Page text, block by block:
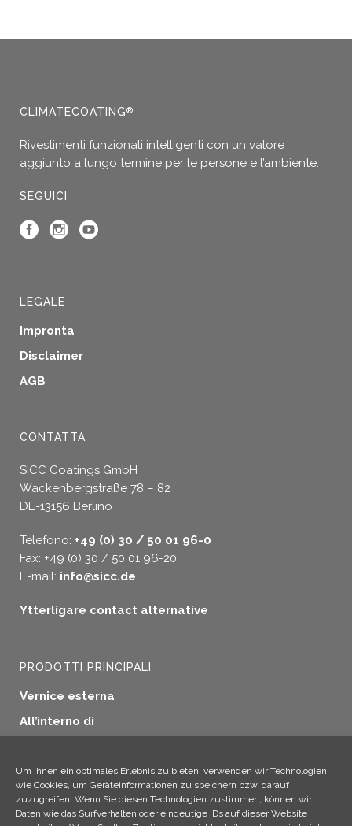
Um Ihnen ein optimales Erlebnis zu bieten, verwenden wir Technologien
wie Cookies, um Geräteinformationen zu speichern bzw. darauf
zuzugreifen. Wenn Sie diesen Technologien zustimmen, können wir
Daten wie das Surfverhalten oder eindeutige IDs auf dieser Website
CLIMATECOATING®
Rivestimenti funzionali intelligenti con un valore
aggiunto a lungo termine per le persone e l’ambiente.
SEGUICI
LEGALE
Impronta
Disclaimer
AGB
CONTATTA
SICC Coatings GmbH
Wackenbergstraße 78 – 82
DE-13156 Berlino
Telefono: +49 (0) 30 / 50 01 96-0
Fax: +49 (0) 30 / 50 01 96-20
E-mail: info@sicc.de
Ytterligare contact alternative
PRODOTTI PRINCIPALI
Vernice esterna
All’interno di
Protezione del legno
Applicazioni industriali
Altri prodotti